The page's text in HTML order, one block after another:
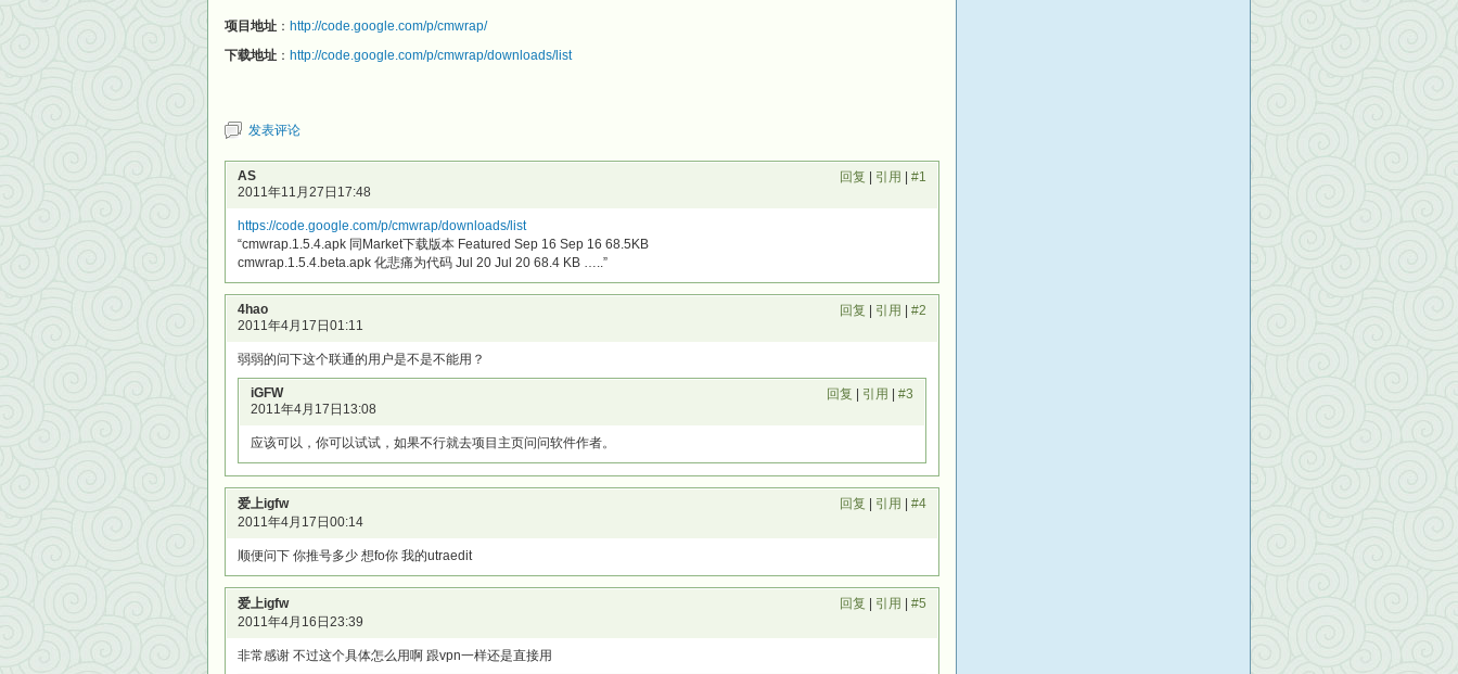
项目地址 ： http://code.google.com/p/cmwrap/
下载地址 ： http://code.google.com/p/cmwrap/downloads/list
发表评论
AS
2011年11月27日17:48
回复 引用 #1
https://code.google.com/p/cmwrap/downloads/list
“cmwrap.1.5.4.apk 同Market下载版本 Featured Sep 16 Sep 16 68.5KB
cmwrap.1.5.4.beta.apk 化悲痛为代码 Jul 20 Jul 20 68.4 KB …..”
4hao
2011年4月17日01:11
回复 引用 #2
弱弱的问下这个联通的用户是不是不能用？
iGFW
2011年4月17日13:08
回复 引用 #3
应该可以，你可以试试，如果不行就去项目主页问问软件作者。
爱上igfw
2011年4月17日00:14
回复 引用 #4
顺便问下 你推号多少 想fo你 我的utraedit
爱上igfw
2011年4月16日23:39
回复 引用 #5
非常感谢 不过这个具体怎么用啊 跟vpn一样还是直接用